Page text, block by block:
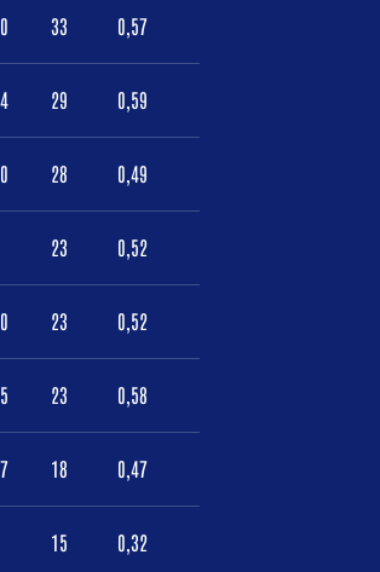
33 0,57
29 0,59
28 0,49
23 0,52
23 0,52
23 0,58
18 0,47
15 0,32